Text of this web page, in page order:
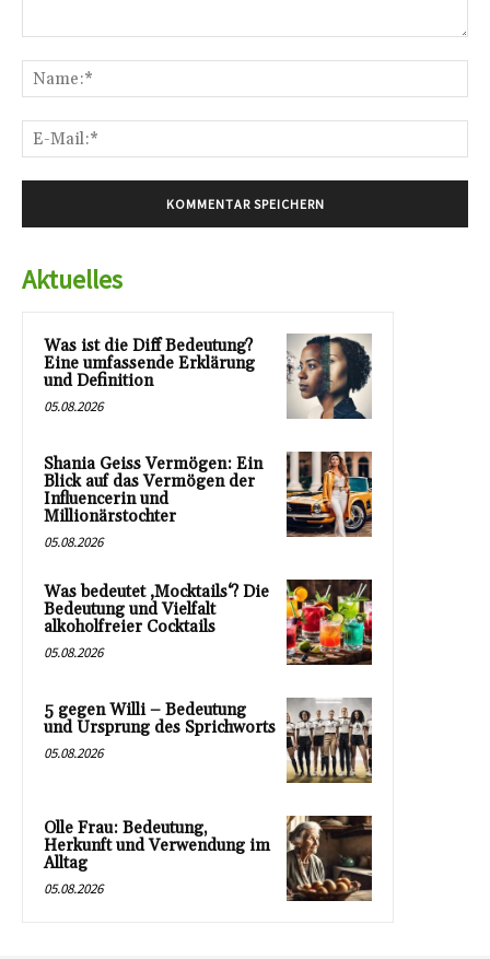
Aktuelles
Was ist die Diff Bedeutung?
Eine umfassende Erklärung
und Definition
05.08.2026
Shania Geiss Vermögen: Ein
Blick auf das Vermögen der
Influencerin und
Millionärstochter
05.08.2026
Was bedeutet ‚Mocktails‘? Die
Bedeutung und Vielfalt
alkoholfreier Cocktails
05.08.2026
5 gegen Willi – Bedeutung
und Ursprung des Sprichworts
05.08.2026
Olle Frau: Bedeutung,
Herkunft und Verwendung im
Alltag
05.08.2026